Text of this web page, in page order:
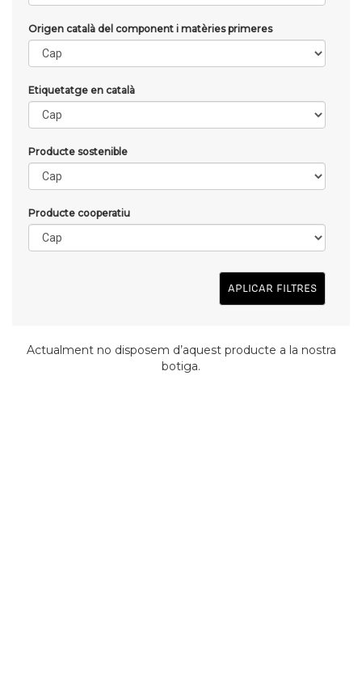
Origen català del component i matèries primeres
Etiquetatge en català
Producte sostenible
Producte cooperatiu
APLICAR FILTRES
Actualment no disposem d’aquest producte a la nostra
botiga.